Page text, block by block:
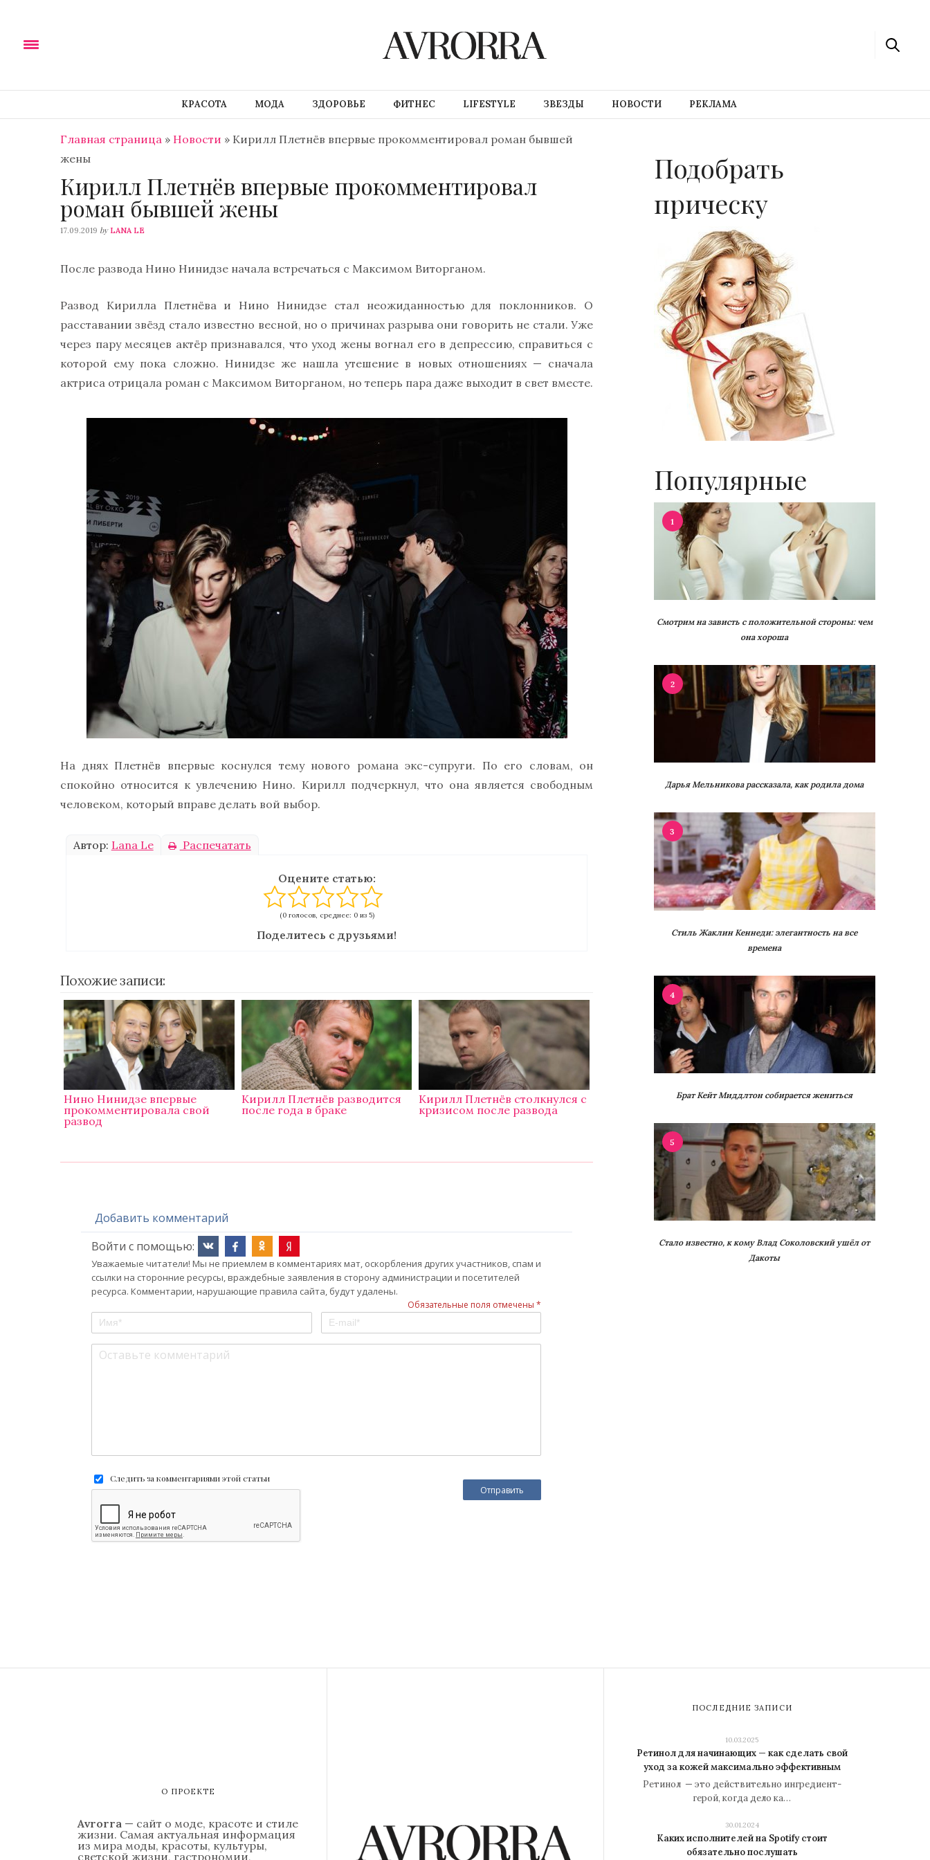
КРАСОТА МОДА ЗДОРОВЬЕ ФИТНЕС LIFESTYLE ЗВЕЗДЫ НОВОСТИ РЕКЛАМА
Главная страница » Новости » Кирилл Плетнёв впервые прокомментировал роман бывшей
жены
Кирилл Плетнёв впервые прокомментировал
роман бывшей жены
17.09.2019 by LANA LE
После развода Нино Нинидзе начала встречаться с Максимом Виторганом.
Развод Кирилла Плетнёва и Нино Нинидзе стал неожиданностью для поклонников. О
расставании звёзд стало известно весной, но о причинах разрыва они говорить не стали. Уже
через пару месяцев актёр признавался, что уход жены вогнал его в депрессию, справиться с
которой ему пока сложно. Нинидзе же нашла утешение в новых отношениях — сначала
актриса отрицала роман с Максимом Виторганом, но теперь пара даже выходит в свет вместе.
На днях Плетнёв впервые коснулся тему нового романа экс-супруги. По его словам, он
спокойно относится к увлечению Нино. Кирилл подчеркнул, что она является свободным
человеком, который вправе делать вой выбор.
Автор: Lana Le Распечатать
Оцените статью:
(0 голосов, среднее: 0 из 5)
Поделитесь с друзьями!
Похожие записи:
Нино Нинидзе впервые
прокомментировала свой
развод
Кирилл Плетнёв разводится
после года в браке
Кирилл Плетнёв столкнулся с
кризисом после развода
Добавить комментарий
Войти с помощью:
Уважаемые читатели! Мы не приемлем в комментариях мат, оскорбления других участников, спам и
ссылки на сторонние ресурсы, враждебные заявления в сторону администрации и посетителей
ресурса. Комментарии, нарушающие правила сайта, будут удалены.
Обязательные поля отмечены *
Следить за комментариями этой статьи
Подобрать
прическу
Популярные
1
Смотрим на зависть с положительной стороны: чем
она хороша
2
Дарья Мельникова рассказала, как родила дома
3
Стиль Жаклин Кеннеди: элегантность на все
времена
4
Брат Кейт Миддлтон собирается жениться
5
Стало известно, к кому Влад Соколовский ушёл от
Дакоты
О ПРОЕКТЕ
Avrorra — сайт о моде, красоте и стиле
жизни. Самая актуальная информация
из мира моды, красоты, культуры,
светской жизни, гастрономии,
ПОСЛЕДНИЕ ЗАПИСИ
10.03.2025
Ретинол для начинающих — как сделать свой
уход за кожей максимально эффективным
Ретинол — это действительно ингредиент-
герой, когда дело ка…
30.01.2024
Каких исполнителей на Spotify стоит
обязательно послушать